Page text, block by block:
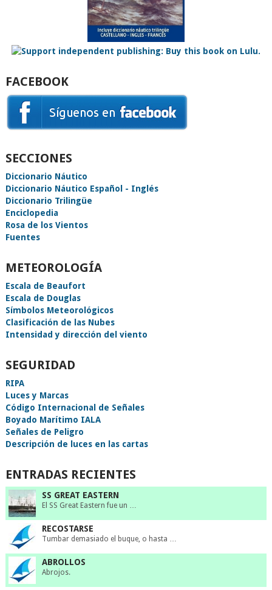
FACEBOOK
SECCIONES
Diccionario Náutico
Diccionario Náutico Español - Inglés
Diccionario Trilingüe
Enciclopedia
Rosa de los Vientos
Fuentes
METEOROLOGÍA
Escala de Beaufort
Escala de Douglas
Símbolos Meteorológicos
Clasificación de las Nubes
Intensidad y dirección del viento
SEGURIDAD
RIPA
Luces y Marcas
Código Internacional de Señales
Boyado Marítimo IALA
Señales de Peligro
Descripción de luces en las cartas
ENTRADAS RECIENTES
SS GREAT EASTERN
El SS Great Eastern fue un …
RECOSTARSE
Tumbar demasiado el buque, o hasta …
ABROLLOS
Abrojos.